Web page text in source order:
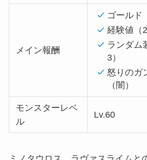
メイン報酬
ゴールド
経験値（
ランダム
3）
怒りのガ
（闇）
モンスターレベ
ル
Lv.60